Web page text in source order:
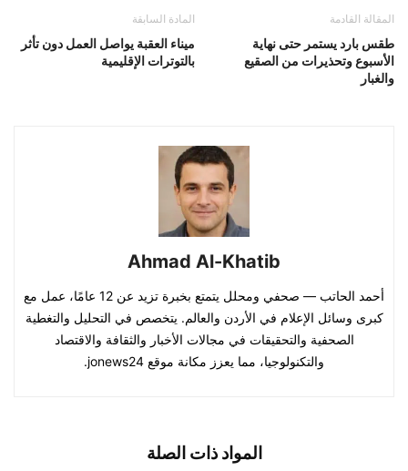
المادة السابقة
ميناء العقبة يواصل العمل دون تأثر
بالتوترات الإقليمية
المقالة القادمة
طقس بارد يستمر حتى نهاية
الأسبوع وتحذيرات من الصقيع
والغبار
Ahmad Al-Khatib
أحمد الحاتب — صحفي ومحلل يتمتع بخبرة تزيد عن 12 عامًا، عمل مع
كبرى وسائل الإعلام في الأردن والعالم. يتخصص في التحليل والتغطية
الصحفية والتحقيقات في مجالات الأخبار والثقافة والاقتصاد
والتكنولوجيا، مما يعزز مكانة موقع jonews24.
المواد ذات الصلة